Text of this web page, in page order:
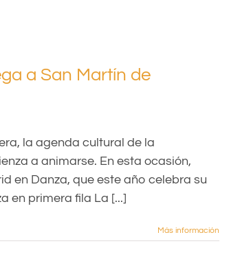
a San Martín de
la agenda cultural de la
a animarse. En esta ocasión,
en Danza, que este año celebra su
en primera fila La [...]
Más información